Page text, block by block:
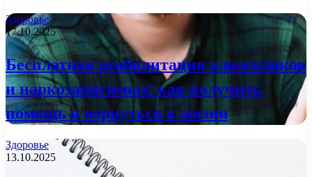
Здоровье
17.10.2025
Бесплатная реабилитация алкоголиков
и наркозависимых: как получить
помощь и вернуться к жизни
Здоровье
13.10.2025